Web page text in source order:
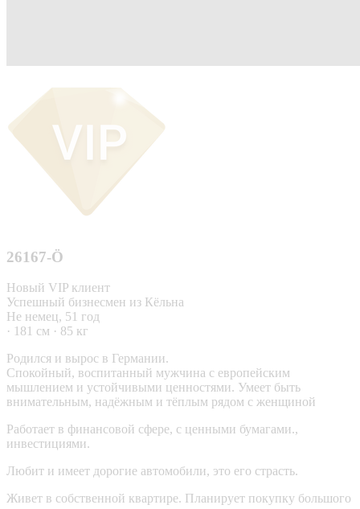
26167-Ö
Новый VIP клиент
Успешный бизнесмен из Кёльна
Не немец, 51 год
· 181 см · 85 кг
Родился и вырос в Германии.
Спокойный, воспитанный мужчина с европейским
мышлением и устойчивыми ценностями. Умеет быть
внимательным, надёжным и тёплым рядом с женщиной
Работает в финансовой сфере, с ценными бумагами.,
инвестициями.
Любит и имеет дорогие автомобили, это его страсть.
Живет в собственной квартире. Планирует покупку большого